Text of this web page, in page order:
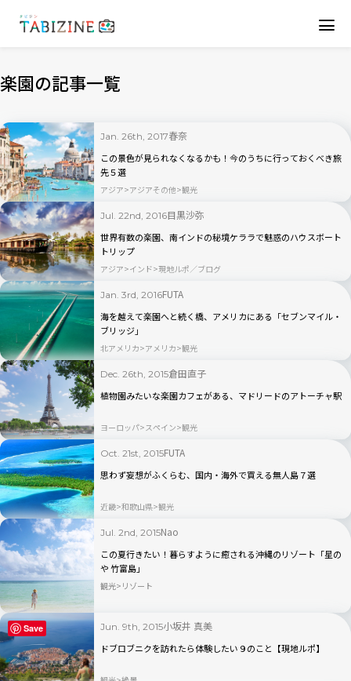
楽園の記事一覧
Jan. 26th, 2017春奈
この景色が見られなくなるかも！今のうちに行っておくべき旅
先５選
アジア アジアその他 観光
Jul. 22nd, 2016目黒沙弥
世界有数の楽園、南インドの秘境ケララで魅惑のハウスボート
トリップ
アジア インド 現地ルポ／ブログ
Jan. 3rd, 2016FUTA
海を越えて楽園へと続く橋、アメリカにある「セブンマイル・
ブリッジ」
北アメリカ アメリカ 観光
Dec. 26th, 2015倉田直子
植物園みたいな楽園カフェがある、マドリードのアトーチャ駅
ヨーロッパ スペイン 観光
Oct. 21st, 2015FUTA
思わず妄想がふくらむ、国内・海外で買える無人島７選
近畿 和歌山県 観光
Jul. 2nd, 2015Nao
この夏行きたい！暮らすように癒される沖縄のリゾート「星の
や 竹富島」
観光 リゾート
Jun. 9th, 2015小坂井 真美
ドブロブニクを訪れたら体験したい９のこと【現地ルポ】
Save